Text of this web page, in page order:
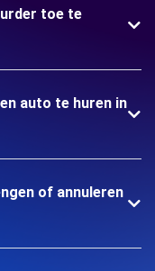
toe te
auto te huren in
of annuleren